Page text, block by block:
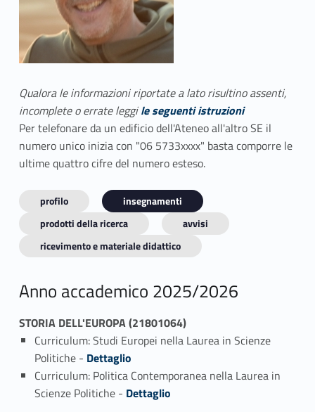
Qualora le informazioni riportate a lato risultino assenti,
incomplete o errate leggile seguenti istruzioni
Per telefonare da un edificio dell'Ateneo all'altro SE il
numero unico inizia con "06 5733xxxx" basta comporre le
ultime quattro cifre del numero esteso.
profilo
insegnamenti
prodotti della ricerca
avvisi
ricevimento e materiale didattico
Anno accademico 2025/2026
STORIA DELL'EUROPA (21801064)
Curriculum: Studi Europei nella Laurea in Scienze
Politiche - Link identifier #identifier_person_84758-1
Dettaglio
Curriculum: Politica Contemporanea nella Laurea in
Scienze Politiche - Link identifier #identifier_person_55298-2
Dettaglio